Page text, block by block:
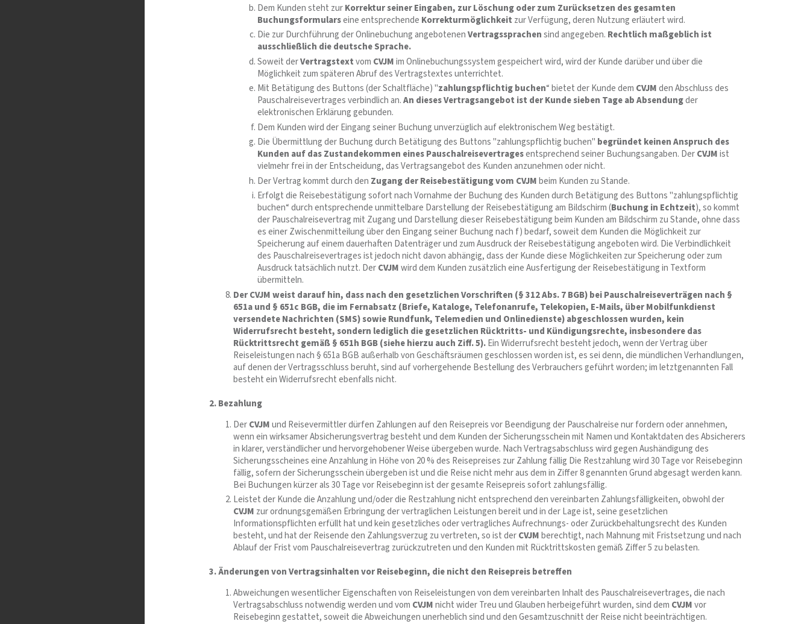
Dem Kunden steht zurKorrektur seiner Eingaben, zur Löschung oder zum Zurücksetzen des gesamten
Buchungsformularseine entsprechende Korrekturmöglichkeit zur Verfügung, deren Nutzung erläutert wird.
Die zur Durchführung der Onlinebuchung angebotenenVertragssprachensind angegeben. Rechtlich maßgeblich ist
ausschließlich die deutsche Sprache.
Soweit derVertragstextvom CVJMim Onlinebuchungssystem gespeichert wird, wird der Kunde darüber und über die
Möglichkeit zum späteren Abruf des Vertragstextes unterrichtet.
Mit Betätigung des Buttons (der Schaltfläche) "zahlungspflichtigbuchen“ bietet der Kunde dem CVJMden Abschluss des
Pauschalreisevertrages verbindlich an.An dieses Vertragsangebot ist der Kunde sieben Tage ab Absendungder
elektronischen Erklärung gebunden.
Dem Kunden wird der Eingang seiner Buchung unverzüglich auf elektronischem Weg bestätigt.
Die Übermittlung der Buchung durch Betätigung des Buttons "zahlungspflichtig buchen" begründet keinen Anspruch des
Kunden auf das Zustandekommen eines Pauschalreisevertragesentsprechend seiner Buchungsangaben. DerCVJMist
vielmehr frei in der Entscheidung, das Vertragsangebot des Kunden anzunehmen oder nicht.
Der Vertrag kommt durch den Zugang der Reisebestätigung vom CVJMbeim Kunden zu Stande.
Erfolgt die Reisebestätigung sofort nach Vornahme der Buchung des Kunden durch Betätigung des Buttons "zahlungspflichtig
buchen“ durch entsprechende unmittelbare Darstellung der Reisebestätigung am Bildschirm (Buchung in Echtzeit), so kommt
der Pauschalreisevertrag mit Zugang und Darstellung dieser Reisebestätigung beim Kunden am Bildschirm zu Stande, ohne dass
es einer Zwischenmitteilung über den Eingang seiner Buchung nach f) bedarf, soweit dem Kunden die Möglichkeit zur
Speicherung auf einem dauerhaften Datenträger und zum Ausdruck der Reisebestätigung angeboten wird. Die Verbindlichkeit
des Pauschalreisevertrages ist jedoch nicht davon abhängig, dass der Kunde diese Möglichkeiten zur Speicherung oder zum
Ausdruck tatsächlich nutzt. DerCVJMwird dem Kunden zusätzlich eine Ausfertigung der Reisebestätigung in Textform
übermitteln.
Der CVJM weist darauf hin, dass nach den gesetzlichen Vorschriften (§312 Abs. 7 BGB) bei Pauschalreiseverträgen nach §
651a und § 651c BGB, die im Fernabsatz (Briefe, Kataloge, Telefonanrufe, Telekopien, E-Mails, über Mobilfunkdienst
versendete Nachrichten (SMS) sowie Rundfunk, Telemedien und Onlinedienste) abgeschlossen wurden, kein
Widerrufsrecht besteht, sondern lediglich die gesetzlichen Rücktritts- und Kündigungsrechte, insbesondere das
Rücktrittsrecht gemäß § 651h BGB (siehe hierzu auch Ziff. 5).Ein Widerrufsrecht besteht jedoch, wenn der Vertrag über
Reiseleistungen nach § 651a BGB außerhalb von Geschäftsräumen geschlossen worden ist, es sei denn, die mündlichen Verhandlungen,
auf denen der Vertragsschluss beruht, sind auf vorhergehende Bestellung des Verbrauchers geführt worden; im letztgenannten Fall
besteht ein Widerrufsrecht ebenfalls nicht.
2. Bezahlung
DerCVJMund Reisevermittler dürfen Zahlungen auf den Reisepreis vor Beendigung der Pauschalreise nur fordern oder annehmen,
wenn ein wirksamer Absicherungsvertrag besteht und dem Kunden der Sicherungsschein mit Namen und Kontaktdaten des Absicherers
in klarer, verständlicher und hervorgehobener Weise übergeben wurde. Nach Vertragsabschluss wird gegen Aushändigung des
Sicherungsscheines eine Anzahlung in Höhe von 20 % des Reisepreises zur Zahlung fällig Die Restzahlung wird 30 Tage vor Reisebeginn
fällig, sofern der Sicherungsschein übergeben ist und die Reise nicht mehr aus dem in Ziffer 8 genannten Grund abgesagt werden kann.
Bei Buchungen kürzer als 30 Tage vor Reisebeginn ist der gesamte Reisepreis sofort zahlungsfällig.
Leistet der Kunde die Anzahlung und/oder die Restzahlung nicht entsprechend den vereinbarten Zahlungsfälligkeiten, obwohl der
CVJM zur ordnungsgemäßen Erbringung der vertraglichen Leistungen bereit und in der Lage ist, seine gesetzlichen
Informationspflichten erfüllt hat und kein gesetzliches oder vertragliches Aufrechnungs- oder Zurückbehaltungsrecht des Kunden
besteht, und hat der Reisende den Zahlungsverzug zu vertreten, so ist derCVJMberechtigt, nach Mahnung mit Fristsetzung und nach
Ablauf der Frist vom Pauschalreisevertrag zurückzutreten und den Kunden mit Rücktrittskosten gemäß Ziffer 5 zu belasten.
3. Änderungen von Vertragsinhalten vor Reisebeginn, die nicht den Reisepreis betreffen
Abweichungen wesentlicher Eigenschaften von Reiseleistungen von dem vereinbarten Inhalt des Pauschalreisevertrages, die nach
Vertragsabschluss notwendig werden und vom CVJMnicht wider Treu und Glauben herbeigeführt wurden, sind dem CVJMvor
Reisebeginn gestattet, soweit die Abweichungen unerheblich sind und den Gesamtzuschnitt der Reise nicht beeinträchtigen.